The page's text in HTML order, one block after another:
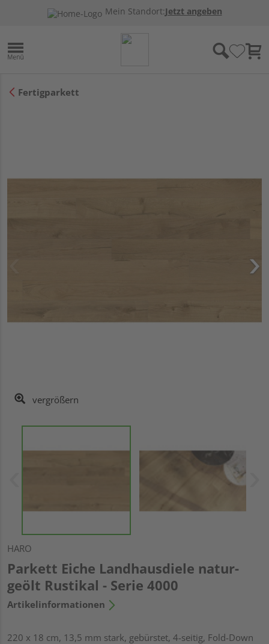
Mein Standort:Jetzt angeben
Fertigparkett
vergrößern
HARO
Parkett Eiche Landhausdiele natur-
geölt Rustikal - Serie 4000
Artikelinformationen
220 x 18 cm, 13,5 mm stark, gebürstet, 4-seitig, Fold-Down